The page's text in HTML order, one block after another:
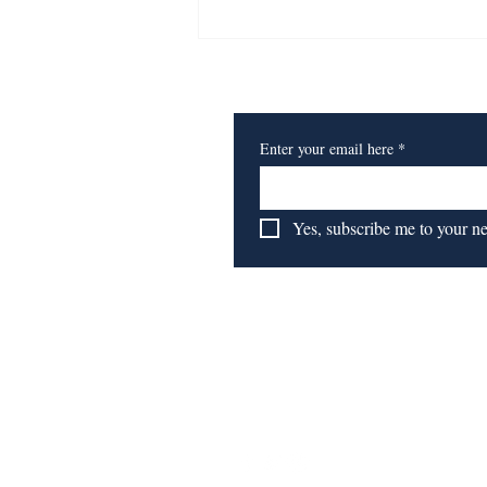
Enter your email here *
Yes, subscribe me to your